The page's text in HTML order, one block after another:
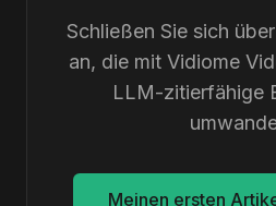
Schließen Sie sich
an, die mit Vidiome
LLM-zitierfähige
Meinen ersten